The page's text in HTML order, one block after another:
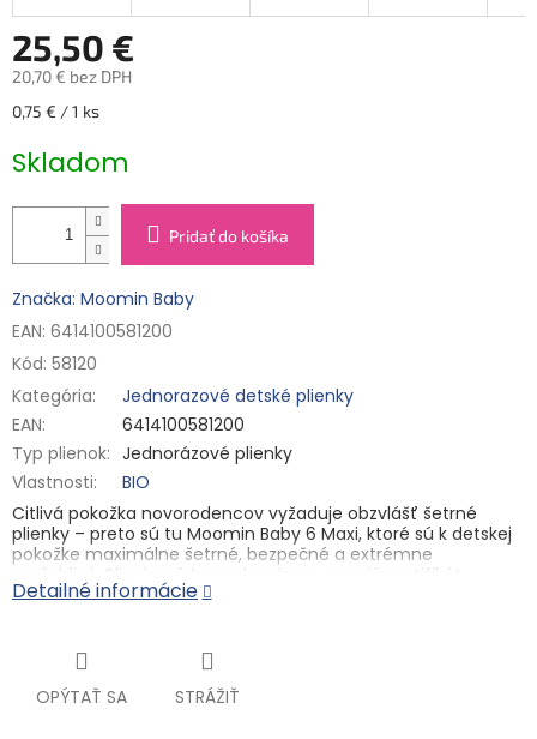
25,50 €
20,70 € bez DPH
Jednotková cena:
0,75 € / 1 ks
Skladom
Pridať do košíka
Značka: Moomin Baby
EAN: 6414100581200
Kód: 58120
Kategória:
Jednorazové detské plienky
EAN:
6414100581200
Typ plienok: Jednorázové plienky
Vlastnosti:
BIO
Citlivá pokožka novorodencov vyžaduje obzvlášť šetrné
plienky – preto sú tu Moomin Baby 6 Maxi, ktoré sú k detskej
pokožke maximálne šetrné, bezpečné a extrémne
spoľahlivé. Plienky sú hypoalergénne a majú certifikát
Dermatest®, ktorý zaručuje ich maximálnu účinnosť a
Celulóza je pri výrobe bielená len kyslíkom, takže sú vhodné
aj pro tú najcitlivejšiu pokožku bábätiek.
Detailné informácie
OPÝTAŤ SA STRÁŽIŤ